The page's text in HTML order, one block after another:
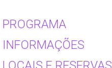
PROGRAMA
INFORMAÇÕES